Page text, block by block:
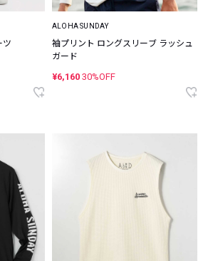
ツ
ALOHA SUNDAY
袖プリント ロングスリーブ ラッシュ
ガード
¥6,160 30%OFF